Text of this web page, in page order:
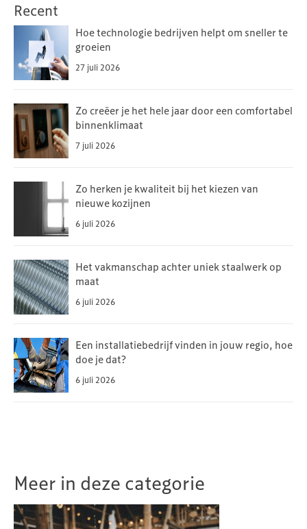
Recent
Hoe technologie bedrijven helpt om sneller te
groeien
27 juli 2026
Zo creëer je het hele jaar door een comfortabel
binnenklimaat
7 juli 2026
Zo herken je kwaliteit bij het kiezen van
nieuwe kozijnen
6 juli 2026
Het vakmanschap achter uniek staalwerk op
maat
6 juli 2026
Een installatiebedrijf vinden in jouw regio, hoe
doe je dat?
6 juli 2026
Meer in deze categorie